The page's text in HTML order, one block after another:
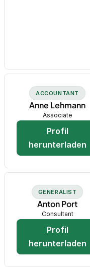
ACCOUNTANT
Anne Lehmann
Associate
Profil
herunterladen
GENERALIST
Anton Port
Consultant
Profil
herunterladen